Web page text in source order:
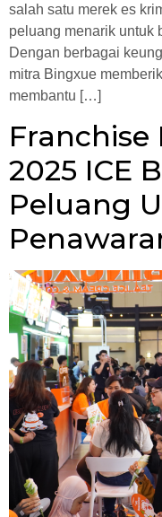
salah satu merek es
peluang menarik untuk
Dengan berbagai
mitra Bingxue
membantu […]
Franchise
2025 ICE
Peluang